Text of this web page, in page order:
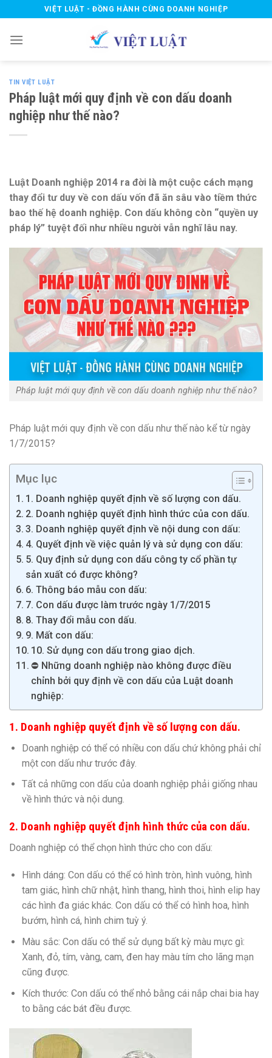
to
content
VIỆT LUẬT - ĐỒNG HÀNH CÙNG DOANH NGHIỆP
TIN VIỆT LUẬT
Pháp luật mới quy định về con dấu doanh
nghiệp như thế nào?
Luật Doanh nghiệp 2014 ra đời là một cuộc cách mạng
thay đổi tư duy về con dấu vốn đã ăn sâu vào tiềm thức
bao thế hệ doanh nghiệp. Con dấu không còn “quyền uy
pháp lý” tuyệt đối như nhiều người vẫn nghĩ lâu nay.
Pháp luật mới quy định về con dấu doanh nghiệp như thế nào?
Pháp luật mới quy định về con dấu như thế nào kể từ ngày
1/7/2015?
Mục lục
1. Doanh nghiệp quyết định về số lượng con dấu.
2. Doanh nghiệp quyết định hình thức của con dấu.
3. Doanh nghiệp quyết định về nội dung con dấu:
4. Quyết định về việc quản lý và sử dụng con dấu:
5. Quy định sử dụng con dấu công ty cổ phần tự
sản xuất có được không?
6. Thông báo mẫu con dấu:
7. Con dấu được làm trước ngày 1/7/2015
8. Thay đổi mẫu con dấu.
9. Mất con dấu:
10. Sử dụng con dấu trong giao dịch.
⛔️ Những doanh nghiệp nào không được điều
chỉnh bởi quy định về con dấu của Luật doanh
nghiệp:
1. Doanh nghiệp quyết định về số lượng con dấu.
Doanh nghiệp có thể có nhiều con dấu chứ không phải chỉ
một con dấu như trước đây.
Tất cả những con dấu của doanh nghiệp phải giống nhau
về hình thức và nội dung.
2. Doanh nghiệp quyết định hình thức của con dấu.
Doanh nghiệp có thể chọn hình thức cho con dấu:
Hình dáng: Con dấu có thể có hình tròn, hình vuông, hình
tam giác, hình chữ nhật, hình thang, hình thoi, hình elip hay
các hình đa giác khác. Con dấu có thể có hình hoa, hình
bướm, hình cá, hình chim tuỳ ý.
Màu sắc: Con dấu có thể sử dụng bất kỳ màu mực gì:
Xanh, đỏ, tím, vàng, cam, đen hay màu tím cho lãng mạn
cũng được.
Kích thước: Con dấu có thể nhỏ bằng cái nắp chai bia hay
to bằng các bát đều được.